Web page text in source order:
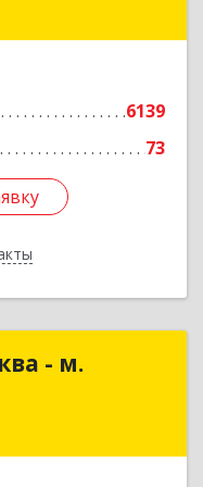
6139
73
- м.
Москва - м.